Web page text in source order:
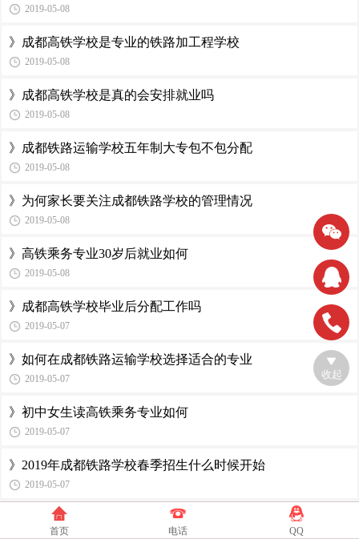
2019-05-08
》成都高铁学校是专业的铁路加工程学校
2019-05-08
》成都高铁学校是真的会安排就业吗
2019-05-08
》成都铁路运输学校五年制大专包不包分配
2019-05-08
》为何家长要关注成都铁路学校的管理情况
2019-05-08
》高铁乘务专业30岁后就业如何
2019-05-08
》成都高铁学校毕业后分配工作吗
2019-05-07
》如何在成都铁路运输学校选择适合的专业
2019-05-07
》初中女生读高铁乘务专业如何
2019-05-07
》2019年成都铁路学校春季招生什么时候开始
2019-05-07
》成都铁路运输学校毕业后文凭是什么
收起
首页 电话 QQ